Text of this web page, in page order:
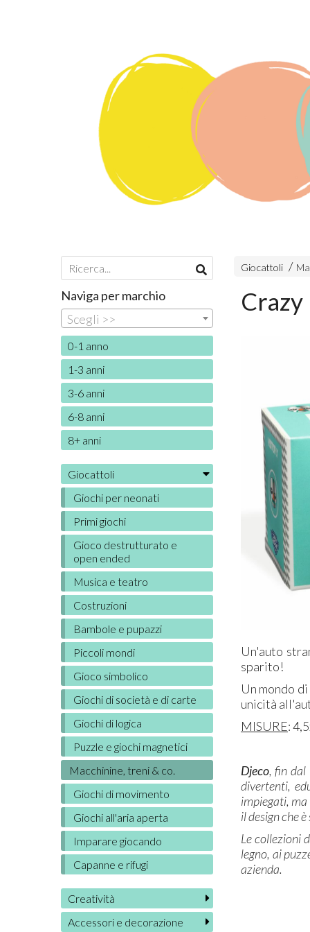
Giocattoli
Un'auto
sparito!
Un mondo
unicità
MISURE:
Djeco, fin dal
divertenti,
impiegati,
il design che
Le collezioni
legno, ai
azienda.
Naviga per marchio
Scegli >>
0-1 anno
1-3 anni
3-6 anni
6-8 anni
8+ anni
Giocattoli
Giochi per neonati
Primi giochi
Gioco destrutturato e
open ended
Musica e teatro
Costruzioni
Bambole e pupazzi
Piccoli mondi
Gioco simbolico
Giochi di società e di carte
Giochi di logica
Puzzle e giochi magnetici
Macchinine, treni & co.
Giochi di movimento
Giochi all'aria aperta
Imparare giocando
Capanne e rifugi
Creatività
Accessori e decorazione